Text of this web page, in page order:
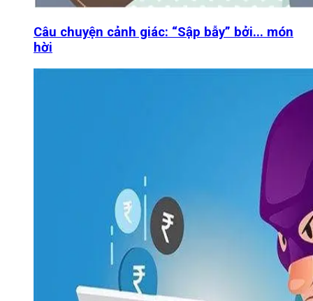
Câu chuyện cảnh giác: “Sập bẫy” bởi... món
hời